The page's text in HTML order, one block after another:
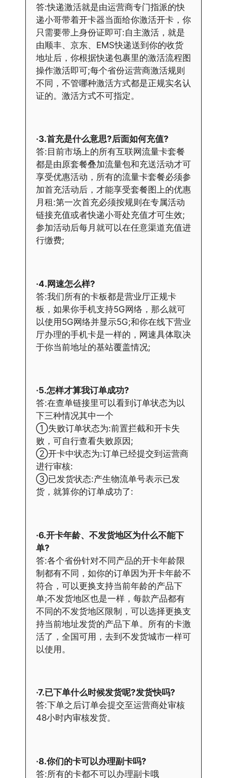
答:快递激活就是由运营商专门指派的快
递小哥带着开卡器当面给你激活开卡，你
只需要带上身份证即可:自主激活，就是
由顺丰、京东、EMS快递送到你的收货
地址后，你根据快递包裹里的激活流程图
操作激活即可;每个省份运营商激活规则
不同，不管哪种激活方式都是正规实名认
证的。激活方式不可指定。
·3.首充是什么意思?后面如何充值?
答:目前市场上的所有互联网流量卡套餐
都是由原套餐叠加流量包和充送活动才可
享受优惠活动，所有的流量卡套餐必须参
加首充活动后，才能享受套餐图上的优惠
月租:第一次首充必须按规则在专属活动
链接充值或者快递小哥处充值才可生效;
参加活动后每月就可以在任意渠道充值进
行缴费;
·4.网速怎么样?
答:我们所有的卡板都是营业厅正规卡
板，如果你手机支持5G网络，那么就可
以使用5G网络并显示5G;和你在线下营业
厅办理的手机卡是一样的，网速具体取决
于你当前地址的基站覆盖情况;
·5.怎样才算我订单成功?
答:在查单链接里可以看到订单状态为以
下三种情况其中一个
①失败订单状态为:前置拦截和开卡失
败，可自行查看失败原因;
②开卡中状态为:订单已经提交到运营商
进行审核:
③已发货状态:产生物流单号表示已发
货，就算你的订单成功了:
·6.开卡年龄、不发货地区为什么不能下
单?
答:各个省份针对不同产品的开卡年龄限
制都有不同，如你的订单因为开卡年龄不
符合，可以更换支持当前年龄的产品下
单;不发货地区也是一样，每款产品都有
不同的不发货地区限制，可以选择更换支
持当前地址发货的产品下单。所有的卡激
活了，全国可用，去到不发货城市一样可
以使用。
·7.已下单什么时候发货呢?发货快吗?
答:下单之后订单会提交至运营商处审核
48小时内审核发货。
·8.你们的卡可以办理副卡吗?
答:所有的卡都不可以办理副卡哦